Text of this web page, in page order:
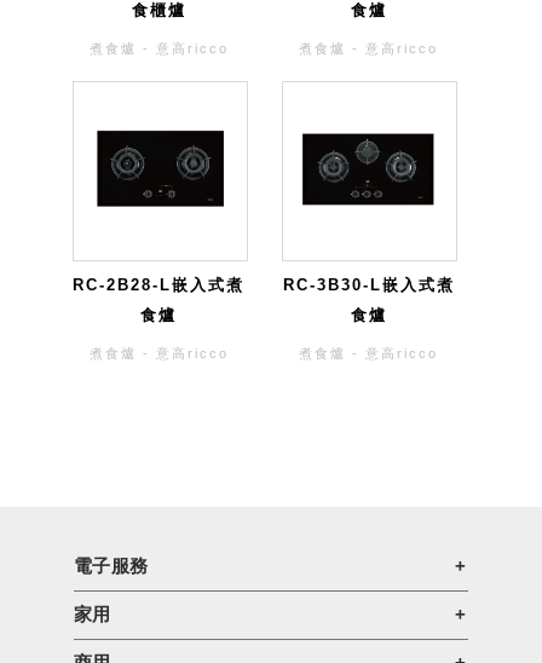
食櫃爐
煮食爐 - 意高ricco
食爐
煮食爐 - 意高ricco
RC-2B28-L嵌入式煮
食爐
煮食爐 - 意高ricco
RC-3B30-L嵌入式煮
食爐
煮食爐 - 意高ricco
電子服務
家用